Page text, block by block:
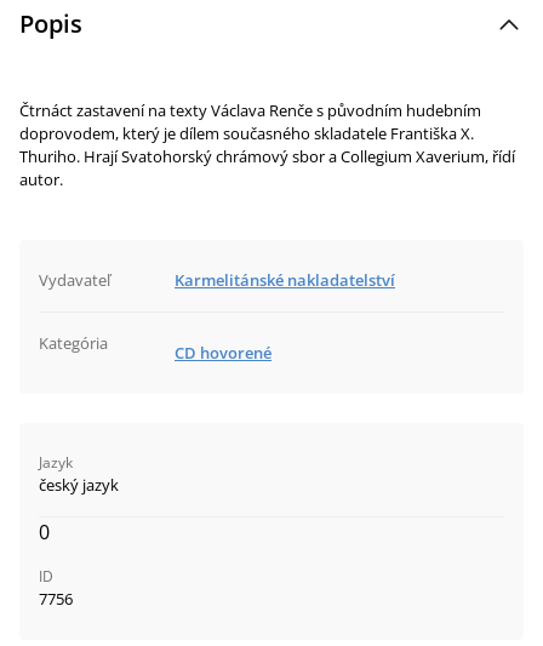
Popis
Čtrnáct zastavení na texty Václava Renče s původním hudebním
doprovodem, který je dílem současného skladatele Františka X.
Thuriho. Hrají Svatohorský chrámový sbor a Collegium Xaverium, řídí
autor.
Vydavateľ Karmelitánské nakladatelství
Kategória CD hovorené
Jazyk
český jazyk
0
ID
7756